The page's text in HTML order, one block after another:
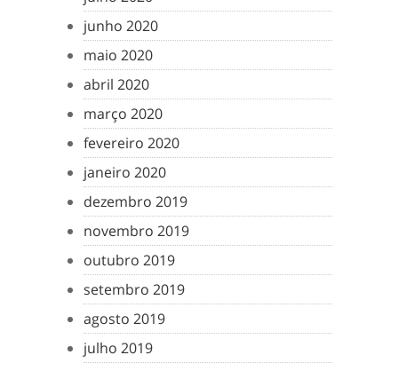
junho 2020
maio 2020
abril 2020
março 2020
fevereiro 2020
janeiro 2020
dezembro 2019
novembro 2019
outubro 2019
setembro 2019
agosto 2019
julho 2019